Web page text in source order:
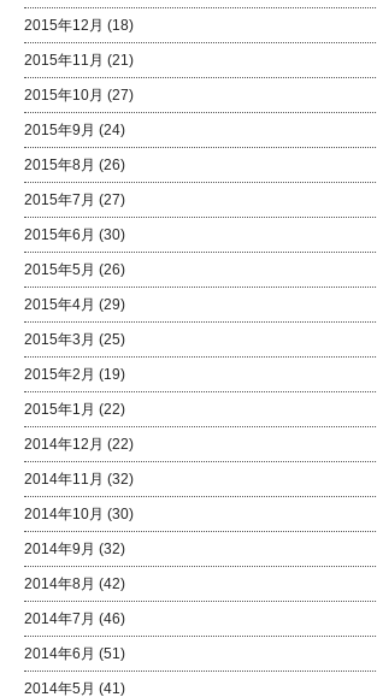
2015年12月 (18)
2015年11月 (21)
2015年10月 (27)
2015年9月 (24)
2015年8月 (26)
2015年7月 (27)
2015年6月 (30)
2015年5月 (26)
2015年4月 (29)
2015年3月 (25)
2015年2月 (19)
2015年1月 (22)
2014年12月 (22)
2014年11月 (32)
2014年10月 (30)
2014年9月 (32)
2014年8月 (42)
2014年7月 (46)
2014年6月 (51)
2014年5月 (41)